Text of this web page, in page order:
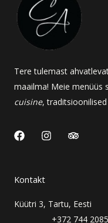
Tere tulemast
maailma! Meie menüüs
cuisine,
F
a
b
o
o
k
I
n
r
a
m
T
v
i
s
Kontakt
Küütri 3, Tartu,
+372 744 2085